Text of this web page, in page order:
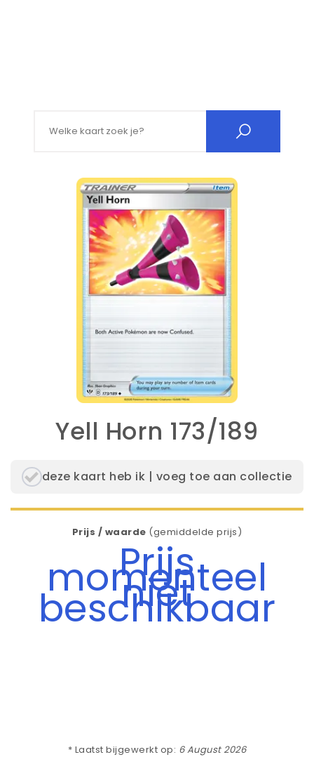
Yell Horn 173/189
deze kaart heb ik | voeg toe aan collectie
Prijs / waarde (gemiddelde prijs)
Prijs
momenteel
niet
beschikbaar
* Laatst bijgewerkt op: 6 August 2026